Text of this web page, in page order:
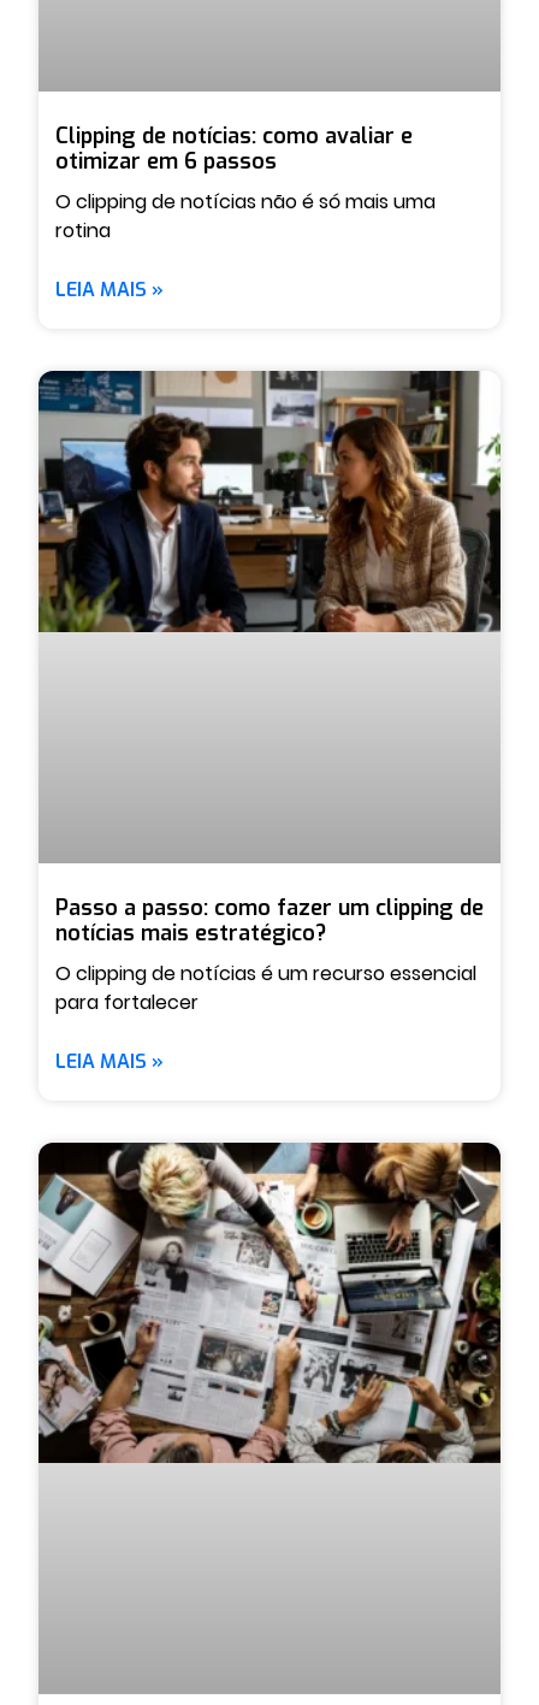
Clipping de notícias: como avaliar e
otimizar em 6 passos
O clipping de notícias não é só mais uma
rotina
LEIA MAIS »
Passo a passo: como fazer um clipping de
notícias mais estratégico?
O clipping de notícias é um recurso essencial
para fortalecer
LEIA MAIS »